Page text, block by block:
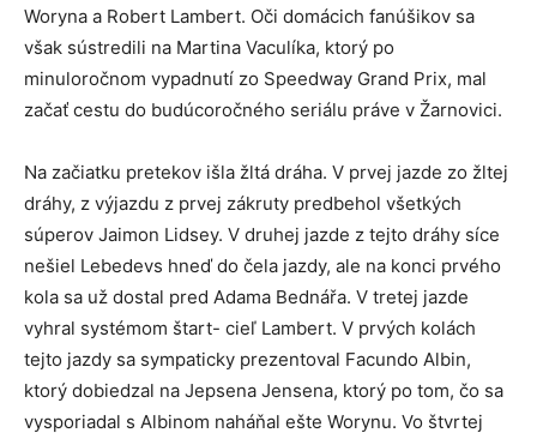
Woryna a Robert Lambert. Oči domácich fanúšikov sa
však sústredili na Martina Vaculíka, ktorý po
minuloročnom vypadnutí zo Speedway Grand Prix, mal
začať cestu do budúcoročného seriálu práve v Žarnovici.
Na začiatku pretekov išla žltá dráha. V prvej jazde zo žltej
dráhy, z výjazdu z prvej zákruty predbehol všetkých
súperov Jaimon Lidsey. V druhej jazde z tejto dráhy síce
nešiel Lebedevs hneď do čela jazdy, ale na konci prvého
kola sa už dostal pred Adama Bednářa. V tretej jazde
vyhral systémom štart- cieľ Lambert. V prvých kolách
tejto jazdy sa sympaticky prezentoval Facundo Albin,
ktorý dobiedzal na Jepsena Jensena, ktorý po tom, čo sa
vysporiadal s Albinom naháňal ešte Worynu. Vo štvrtej